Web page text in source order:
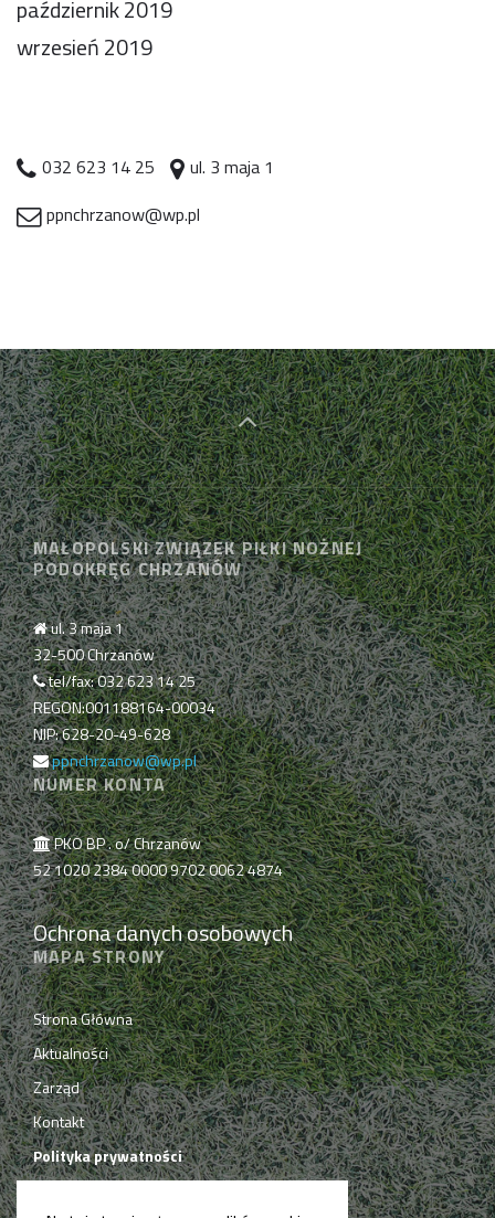
październik 2019
wrzesień 2019
032 623 14 25
ul. 3 maja 1
ppnchrzanow@wp.pl
MAŁOPOLSKI ZWIĄZEK PIŁKI NOŻNEJ
PODOKRĘG CHRZANÓW
ul. 3 maja 1
32-500 Chrzanów
tel/fax: 032 623 14 25
REGON:001188164-00034
NIP: 628-20-49-628
ppnchrzanow@wp.pl
NUMER KONTA
PKO BP . o/ Chrzanów
52 1020 2384 0000 9702 0062 4874
Ochrona danych osobowych
MAPA STRONY
Strona Główna
Aktualności
Zarząd
Kontakt
Polityka prywatności